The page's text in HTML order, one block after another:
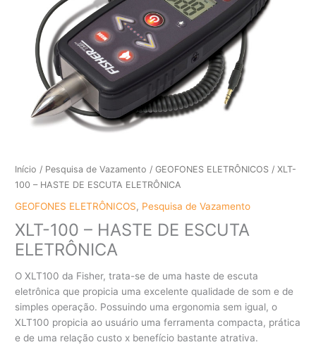
Início / Pesquisa de Vazamento /GEOFONES ELETRÔNICOS / XLT-
100 – HASTE DE ESCUTA ELETRÔNICA
GEOFONES ELETRÔNICOS, Pesquisa de Vazamento
XLT-100 – HASTE DE ESCUTA
ELETRÔNICA
O XLT100 da Fisher, trata-se de uma haste de escuta
eletrônica que propicia uma excelente qualidade de som e de
simples operação. Possuindo uma ergonomia sem igual, o
XLT100 propicia ao usuário uma ferramenta compacta, prática
e de uma relação custo x benefício bastante atrativa.